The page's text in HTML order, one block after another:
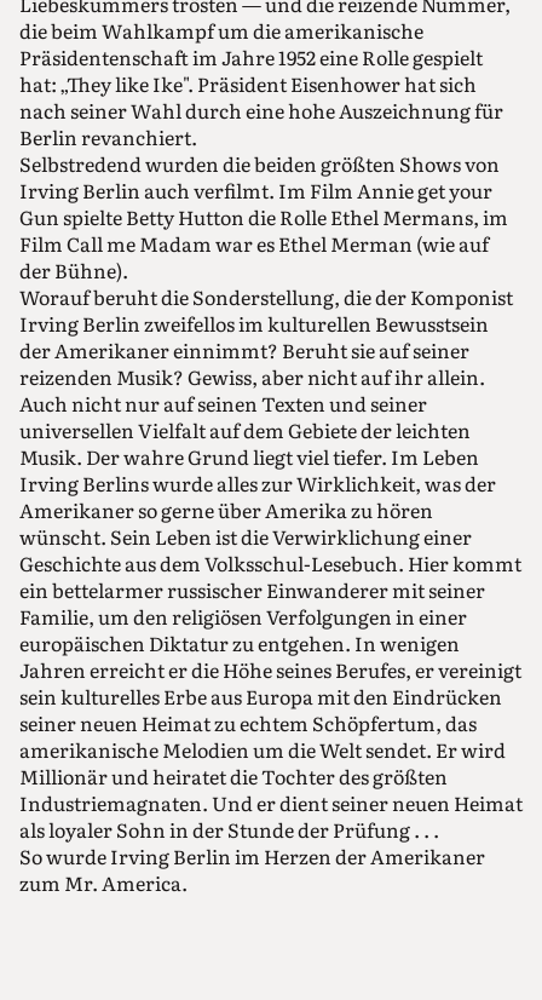
die beim Wahlkampf um die amerikanische
Präsidentenschaft im Jahre 1952 eine Rolle gespielt
hat: „They like Ike". Präsident Eisenhower hat sich
nach seiner Wahl durch eine hohe Auszeichnung für
Berlin revanchiert.
Selbstredend wurden die beiden größten Shows von
Irving Berlin auch verfilmt. Im Film Annie get your
Gun spielte Betty Hutton die Rolle Ethel Mermans, im
Film Call me Madam war es Ethel Merman (wie auf
der Bühne).
Worauf beruht die Sonderstellung, die der Komponist
Irving Berlin zweifellos im kulturellen Bewusstsein
der Amerikaner einnimmt? Beruht sie auf seiner
reizenden Musik? Gewiss, aber nicht auf ihr allein.
Auch nicht nur auf seinen Texten und seiner
universellen Vielfalt auf dem Gebiete der leichten
Musik. Der wahre Grund liegt viel tiefer. Im Leben
Irving Berlins wurde alles zur Wirklichkeit, was der
Amerikaner so gerne über Amerika zu hören
wünscht. Sein Leben ist die Verwirklichung einer
Geschichte aus dem Volksschul-Lesebuch. Hier kommt
ein bettelarmer russischer Einwanderer mit seiner
Familie, um den religiösen Verfolgungen in einer
europäischen Diktatur zu entgehen. In wenigen
Jahren erreicht er die Höhe seines Berufes, er vereinigt
sein kulturelles Erbe aus Europa mit den Eindrücken
seiner neuen Heimat zu echtem Schöpfertum, das
amerikanische Melodien um die Welt sendet. Er wird
Millionär und heiratet die Tochter des größten
Industriemagnaten. Und er dient seiner neuen Heimat
als loyaler Sohn in der Stunde der Prüfung . . .
So wurde Irving Berlin im Herzen der Amerikaner
zum Mr. America.